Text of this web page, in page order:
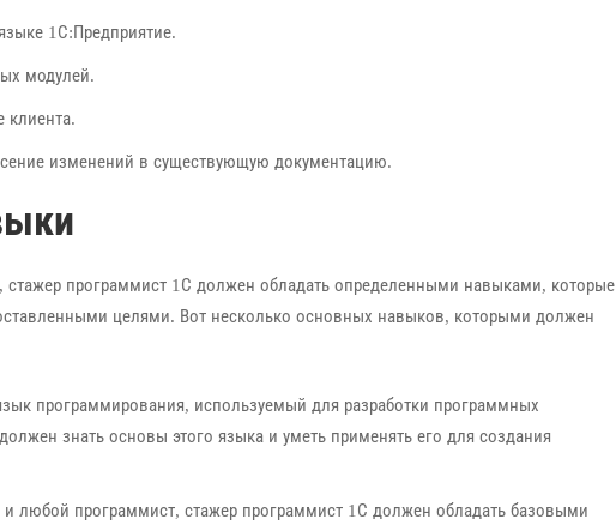
1С:Предприятие.
модулей.
клиента.
изменений в существующую документацию.
программист 1С должен обладать определенными навыками, которые
целями. Вот несколько основных навыков, которыми должен
программирования, используемый для разработки программных
знать основы этого языка и уметь применять его для создания
и любой программист, стажер программист 1С должен обладать базовыми